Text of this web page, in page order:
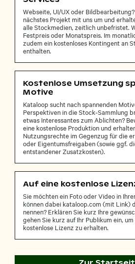
Webseite, UI/UX oder
nächstes Projekt mit uns um und
alle Stockmedien, zeitlich unbefristet.
Festpreis oder Monatspreis. Im
zudem ein kostenloses Kontingent an
enthalten.
Kostenlose Umsetzung
Motive
Kataloop sucht nach spannenden
Perspektiven in die Stock-Sammlung
etwas Interessantes zum Ablichten?
eine kostenlose Produktion und
Nutzungsrechte im Gegenzug für die
oder Eigentumsfreigaben (sowie ggf.
entstandener Zusatzkosten).
Auf eine kostenlose
Sie möchten ein Foto oder Video in
können dabei kataloop.com (mit Link)
nennen? Erklären Sie kurz Ihre
gehen Sie kurz auf Ihr Publikum ein,
kostenlose Lizenz zu erhalten.